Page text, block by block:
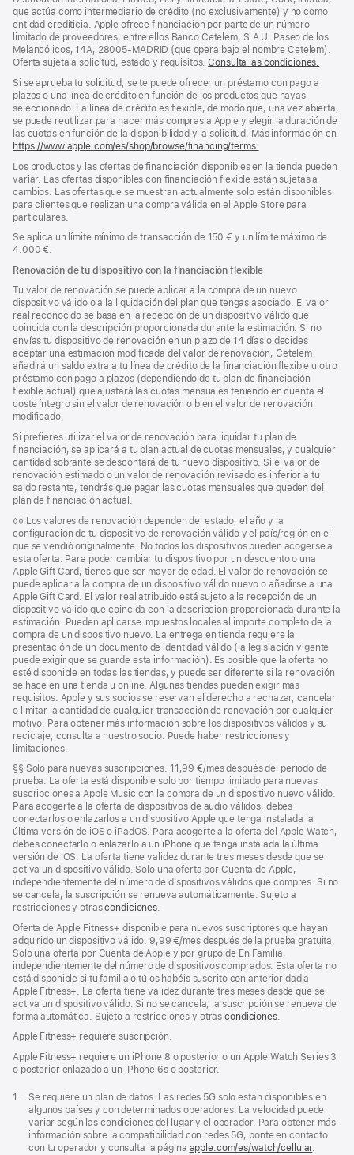
página
que actúa como intermediario de crédito (no exclusivamente) y no como
entidad crediticia. Apple ofrece financiación por parte de un número
limitado de proveedores, entre ellos Banco Cetelem, S.A.U. Paseo de los
Melancólicos, 14A, 28005-MADRID (que opera bajo el nombre Cetelem).
Oferta sujeta a solicitud, estado y requisitos.Consulta las condiciones.
Si se aprueba tu solicitud, se te puede ofrecer un préstamo con pago a
plazos o una línea de crédito en función de los productos que hayas
seleccionado. La línea de crédito es flexible, de modo que, una vez abierta,
se puede reutilizar para hacer más compras a Apple y elegir la duración de
las cuotas en función de la disponibilidad y la solicitud. Más información en
https://www.apple.com/es/shop/browse/financing/terms.
Los productos y las ofertas de financiación disponibles en la tienda pueden
variar. Las ofertas disponibles con financiación flexible están sujetas a
cambios. Las ofertas que se muestran actualmente solo están disponibles
para clientes que realizan una compra válida en el Apple Store para
particulares.
Se aplica un límite mínimo de transacción de 150 € y un límite máximo de
4.000 €.
Renovación de tu dispositivo con la financiación flexible
Tu valor de renovación se puede aplicar a la compra de un nuevo
dispositivo válido o a la liquidación del plan que tengas asociado. El valor
real reconocido se basa en la recepción de un dispositivo válido que
coincida con la descripción proporcionada durante la estimación. Si no
envías tu dispositivo de renovación en un plazo de 14 días o decides
aceptar una estimación modificada del valor de renovación, Cetelem
añadirá un saldo extra a tu línea de crédito de la financiación flexible u otro
préstamo con pago a plazos (dependiendo de tu plan de financiación
flexible actual) que ajustará las cuotas mensuales teniendo en cuenta el
coste íntegro sin el valor de renovación o bien el valor de renovación
modificado.
Si prefieres utilizar el valor de renovación para liquidar tu plan de
financiación, se aplicará a tu plan actual de cuotas mensuales, y cualquier
cantidad sobrante se descontará de tu nuevo dispositivo. Si el valor de
renovación estimado o un valor de renovación revisado es inferior a tu
saldo restante, tendrás que pagar las cuotas mensuales que queden del
plan de financiación actual.
Nota
a
pie
de
página
◊◊ Los valores de renovación dependen del estado, el año y la
configuración de tu dispositivo de renovación válido y el país/región en el
que se vendió originalmente. No todos los dispositivos pueden acogerse a
esta oferta. Para poder cambiar tu dispositivo por un descuento o una
Apple Gift Card, tienes que ser mayor de edad. El valor de renovación se
puede aplicar a la compra de un dispositivo válido nuevo o añadirse a una
Apple Gift Card. El valor real atribuido está sujeto a la recepción de un
dispositivo válido que coincida con la descripción proporcionada durante la
estimación. Pueden aplicarse impuestos locales al importe completo de la
compra de un dispositivo nuevo. La entrega en tienda requiere la
presentación de un documento de identidad válido (la legislación vigente
puede exigir que se guarde esta información). Es posible que la oferta no
esté disponible en todas las tiendas, y puede ser diferente si la renovación
se hace en una tienda u online. Algunas tiendas pueden exigir más
requisitos. Apple y sus socios se reservan el derecho a rechazar, cancelar
o limitar la cantidad de cualquier transacción de renovación por cualquier
motivo. Para obtener más información sobre los dispositivos válidos y su
reciclaje, consulta a nuestro socio. Puede haber restricciones y
limitaciones.
Nota
a
pie
de
página
§§ Solo para nuevas suscripciones. 11,99 €/mes después del periodo de
prueba. La oferta está disponible solo por tiempo limitado para nuevas
suscripciones a Apple Music con la compra de un dispositivo nuevo válido.
Para acogerte a la oferta de dispositivos de audio válidos, debes
conectarlos o enlazarlos a un dispositivo Apple que tenga instalada la
última versión de iOS o iPadOS. Para acogerte a la oferta del Apple Watch,
debes conectarlo o enlazarlo a un iPhone que tenga instalada la última
versión de iOS. La oferta tiene validez durante tres meses desde que se
activa un dispositivo válido. Solo una oferta por Cuenta de Apple,
independientemente del número de dispositivos válidos que compres. Si no
se cancela, la suscripción se renueva automáticamente. Sujeto a
restricciones y otrascondiciones.
Oferta de Apple Fitness+ disponible para nuevos suscriptores que hayan
adquirido un dispositivo válido. 9,99 €/mes después de la prueba gratuita.
Solo una oferta por Cuenta de Apple y por grupo de En Familia,
independientemente del número de dispositivos comprados. Esta oferta no
está disponible si tu familia o tú os habéis suscrito con anterioridad a
Apple Fitness+. La oferta tiene validez durante tres meses desde que se
activa un dispositivo válido. Si no se cancela, la suscripción se renueva de
forma automática. Sujeto a restricciones y otrascondiciones.
Apple Fitness+ requiere suscripción.
Apple Fitness+ requiere un iPhone 8 o posterior o un Apple Watch Series 3
o posterior enlazado a un iPhone 6s o posterior.
Nota
página
1.
Se requiere un plan de datos. Las redes 5G solo están disponibles en
algunos países y con determinados operadores. La velocidad puede
variar según las condiciones del lugar y el operador. Para obtener más
información sobre la compatibilidad con redes 5G, ponte en contacto
con tu operador y consulta la página apple.com/es/watch/cellular.